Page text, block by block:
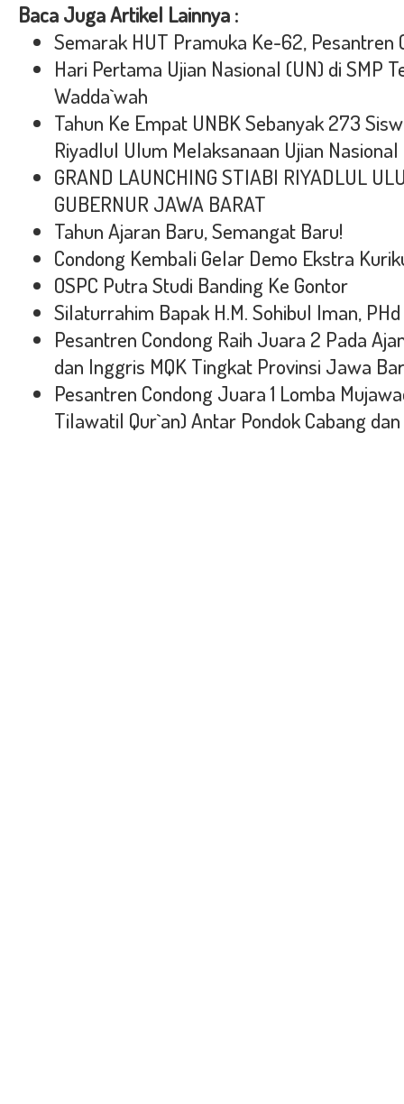
Baca Juga Artikel Lainnya :
Semarak HUT Pramuka Ke-62, Pesantren
Hari Pertama Ujian Nasional (UN) di SMP
Wadda`wah
Tahun Ke Empat UNBK Sebanyak 273
Riyadlul Ulum Melaksanaan Ujian
GRAND LAUNCHING STIABI RIYADLUL
GUBERNUR JAWA BARAT
Tahun Ajaran Baru, Semangat Baru!
Condong Kembali Gelar Demo Ekstra
OSPC Putra Studi Banding Ke Gontor
Silaturrahim Bapak H.M. Sohibul Iman, PHd
Pesantren Condong Raih Juara 2 Pada
dan Inggris MQK Tingkat Provinsi Jawa
Pesantren Condong Juara 1 Lomba
Tilawatil Qur`an) Antar Pondok Cabang